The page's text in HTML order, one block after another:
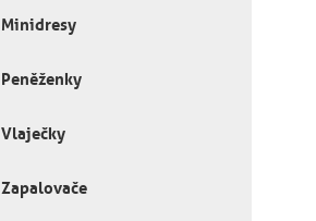
Minidresy
Peněženky
Vlaječky
Zapalovače